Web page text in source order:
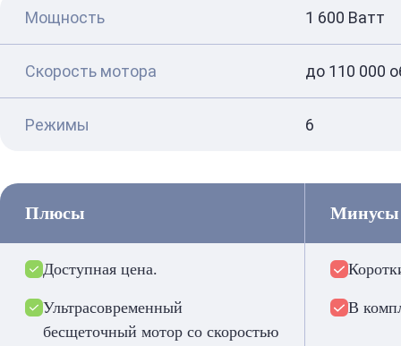
Мощность 1 600 Ватт
Скорость мотора до 110 000
Режимы 6
Плюсы
Доступная цена.
Ультрасовременный
бесщеточный мотор со скоростью
Минусы
В